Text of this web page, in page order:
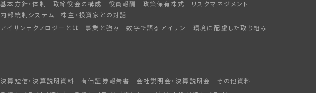
基本方針・体制 取締役会の構成 役員報酬 政策保有株式
リスクマネジメント
内部統制システム
株主・投資家との対話
アイサンテクノロジーとは 事業と強み 数字で語るアイサン
環境に配慮した取り組み
決算短信・決算説明資料 有価証券報告書 会社説明会・決算説明会
その他資料